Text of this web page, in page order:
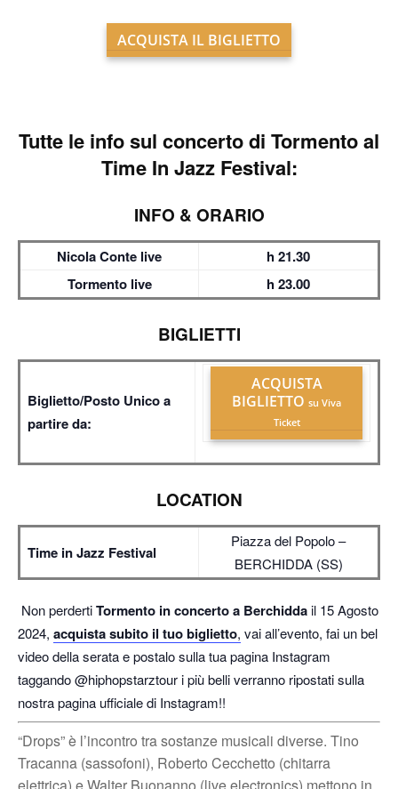
ACQUISTA IL BIGLIETTO
Tutte le info sul concerto di Tormento al
Time In Jazz Festival:
INFO & ORARIO
Nicola Conte live
h 21.30
Tormento live
h 23.00
BIGLIETTI
Biglietto/Posto Unico a
partire da:
ACQUISTA
BIGLIETTO su Viva
Ticket
LOCATION
Time in Jazz Festival
Piazza del Popolo –
BERCHIDDA (SS)
Non perdertiTormento in concerto a Berchiddail 15 Agosto
2024, acquista subito il tuo biglietto, vai all’evento, fai un bel
video della serata e postalo sulla tua pagina Instagram
taggando @hiphopstarztour i più belli verranno ripostati sulla
nostra pagina ufficiale di Instagram!!
“Drops” è l’incontro tra sostanze musicali diverse. Tino
Tracanna (sassofoni), Roberto Cecchetto (chitarra